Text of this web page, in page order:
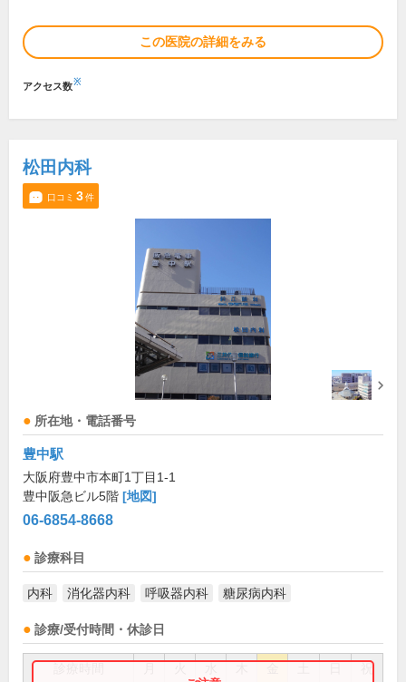
この医院の詳細をみる
アクセス数※
松田内科
口コミ 3件
所在地・電話番号
豊中駅
大阪府豊中市本町1丁目1-1
豊中阪急ビル5階 [地図]
06-6854-8668
診療科目
内科 消化器内科 呼吸器内科 糖尿病内科
診療/受付時間・休診日
祝